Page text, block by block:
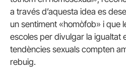
a través d’aquesta idea es
un sentiment «homòfob» i que
escoles per divulgar la igualtat
tendències sexuals compten
rebuig.